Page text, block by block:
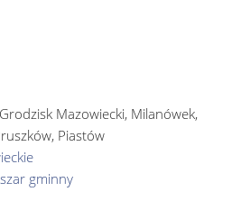
Mazowiecki, Milanówek,
Piastów
gminny